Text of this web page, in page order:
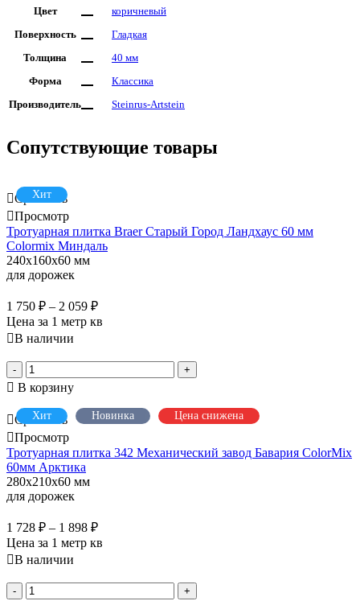
Цвет
коричневый
Поверхность
Гладкая
Толщина
40 мм
Форма
Классика
Производитель
Steinrus-Artstein
Сопутствующие товары
Хит
Сравнить
Просмотр
Тротуарная плитка Braer Старый Город Ландхаус 60 мм
Colormix Миндаль
240x160x60 мм
для дорожек
1 750 ₽ – 2 059 ₽
Цена за 1 метр кв
В наличии
- +
В корзину
Хит Новинка Цена снижена
Сравнить
Просмотр
Тротуарная плитка 342 Механический завод Бавария ColorMix
60мм Арктика
280x210x60 мм
для дорожек
1 728 ₽ – 1 898 ₽
Цена за 1 метр кв
В наличии
- +